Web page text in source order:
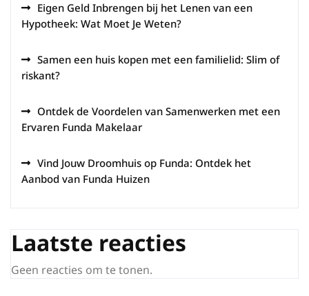
Eigen Geld Inbrengen bij het Lenen van een
Hypotheek: Wat Moet Je Weten?
Samen een huis kopen met een familielid: Slim of
riskant?
Ontdek de Voordelen van Samenwerken met een
Ervaren Funda Makelaar
Vind Jouw Droomhuis op Funda: Ontdek het
Aanbod van Funda Huizen
Laatste reacties
Geen reacties om te tonen.